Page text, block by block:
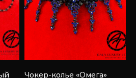
Чокер-колье «Омега»